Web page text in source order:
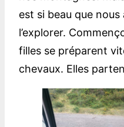
est si beau que
l’explorer.
filles se préparent
chevaux. Elles